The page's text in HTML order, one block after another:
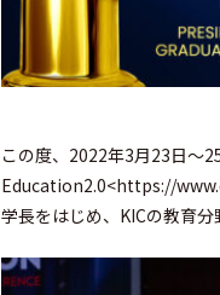
この度、2022年3月23日～
Education2.0<https://
学長をはじめ、KICの教育分